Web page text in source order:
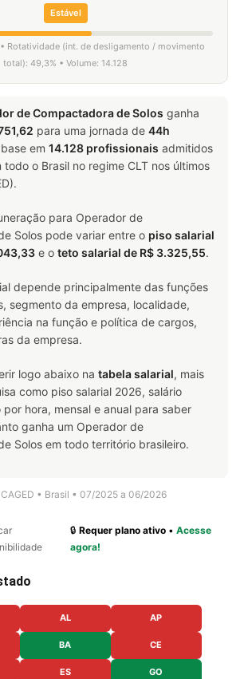
Estável
Rotatividade (int. de desligamento / movimento
total): 49,3% • Volume: 14.128
de Compactadora de Solos ganha
para uma jornada de 44h
em 14.128 profissionais admitidos
o Brasil no regime CLT nos últimos
para Operador de
Solos pode variar entre o piso salarial
e o teto salarial de R$ 3.325,55.
depende principalmente das funções
segmento da empresa, localidade,
na função e política de cargos,
da empresa.
logo abaixo na tabela salarial, mais
como piso salarial 2026, salário
por hora, mensal e anual para saber
ganha um Operador de
Solos em todo território brasileiro.
• Brasil • 07/2025 a 06/2026
🔒Requer plano ativo •Acesse
agora!
AL AP
BA CE
ES GO